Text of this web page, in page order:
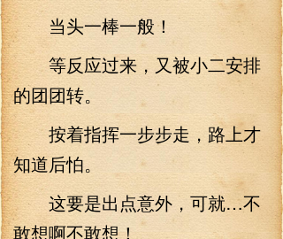
当头一棒一般！
等反应过来，又被小二安排
的团团转。
按着指挥一步步走，路上才
知道后怕。
这要是出点意外，可就…不
敢想啊不敢想！